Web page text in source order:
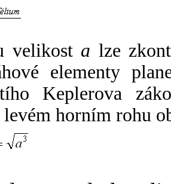
velikost a lze
elementy
Keplerova
levém horním rohu